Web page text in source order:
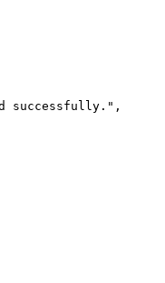
successfully." ,